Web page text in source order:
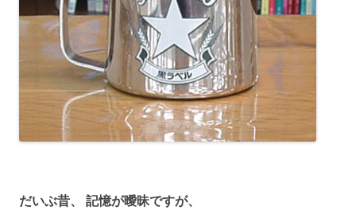
だいぶ昔、 記憶が曖昧ですが、